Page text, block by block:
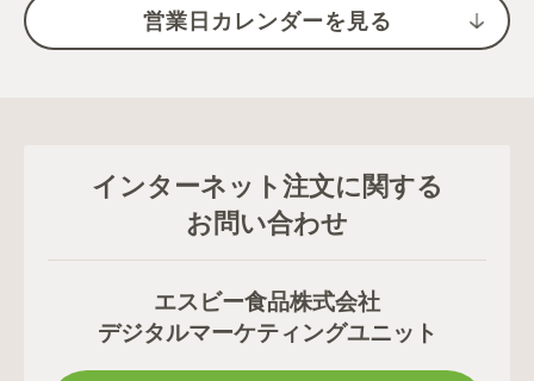
営業日カレンダーを見る
インターネット注文に関する
お問い合わせ
エスビー食品株式会社
デジタルマーケティングユニット